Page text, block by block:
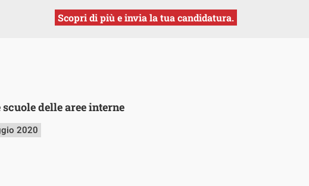
Scopri di più e invia la tua candidatura.
delle aree interne
2020